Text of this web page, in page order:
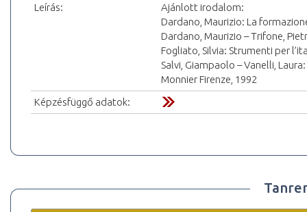
Leírás:
Ajánlott irodalom:
Dardano, Maurizio: La
Dardano, Maurizio – Trifone,
Fogliato, Silvia: Strumenti per
Salvi, Giampaolo – Vanelli,
Monnier Firenze, 1992
Képzésfüggő adatok: